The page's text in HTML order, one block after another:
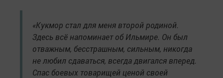
«Кукмор стал для меня второй родиной.
Здесь всё напоминает об Ильмире. Он был
отважным, бесстрашным, сильным, никогда
не любил сдаваться, всегда двигался вперед.
Спас боевых товарищей ценой своей